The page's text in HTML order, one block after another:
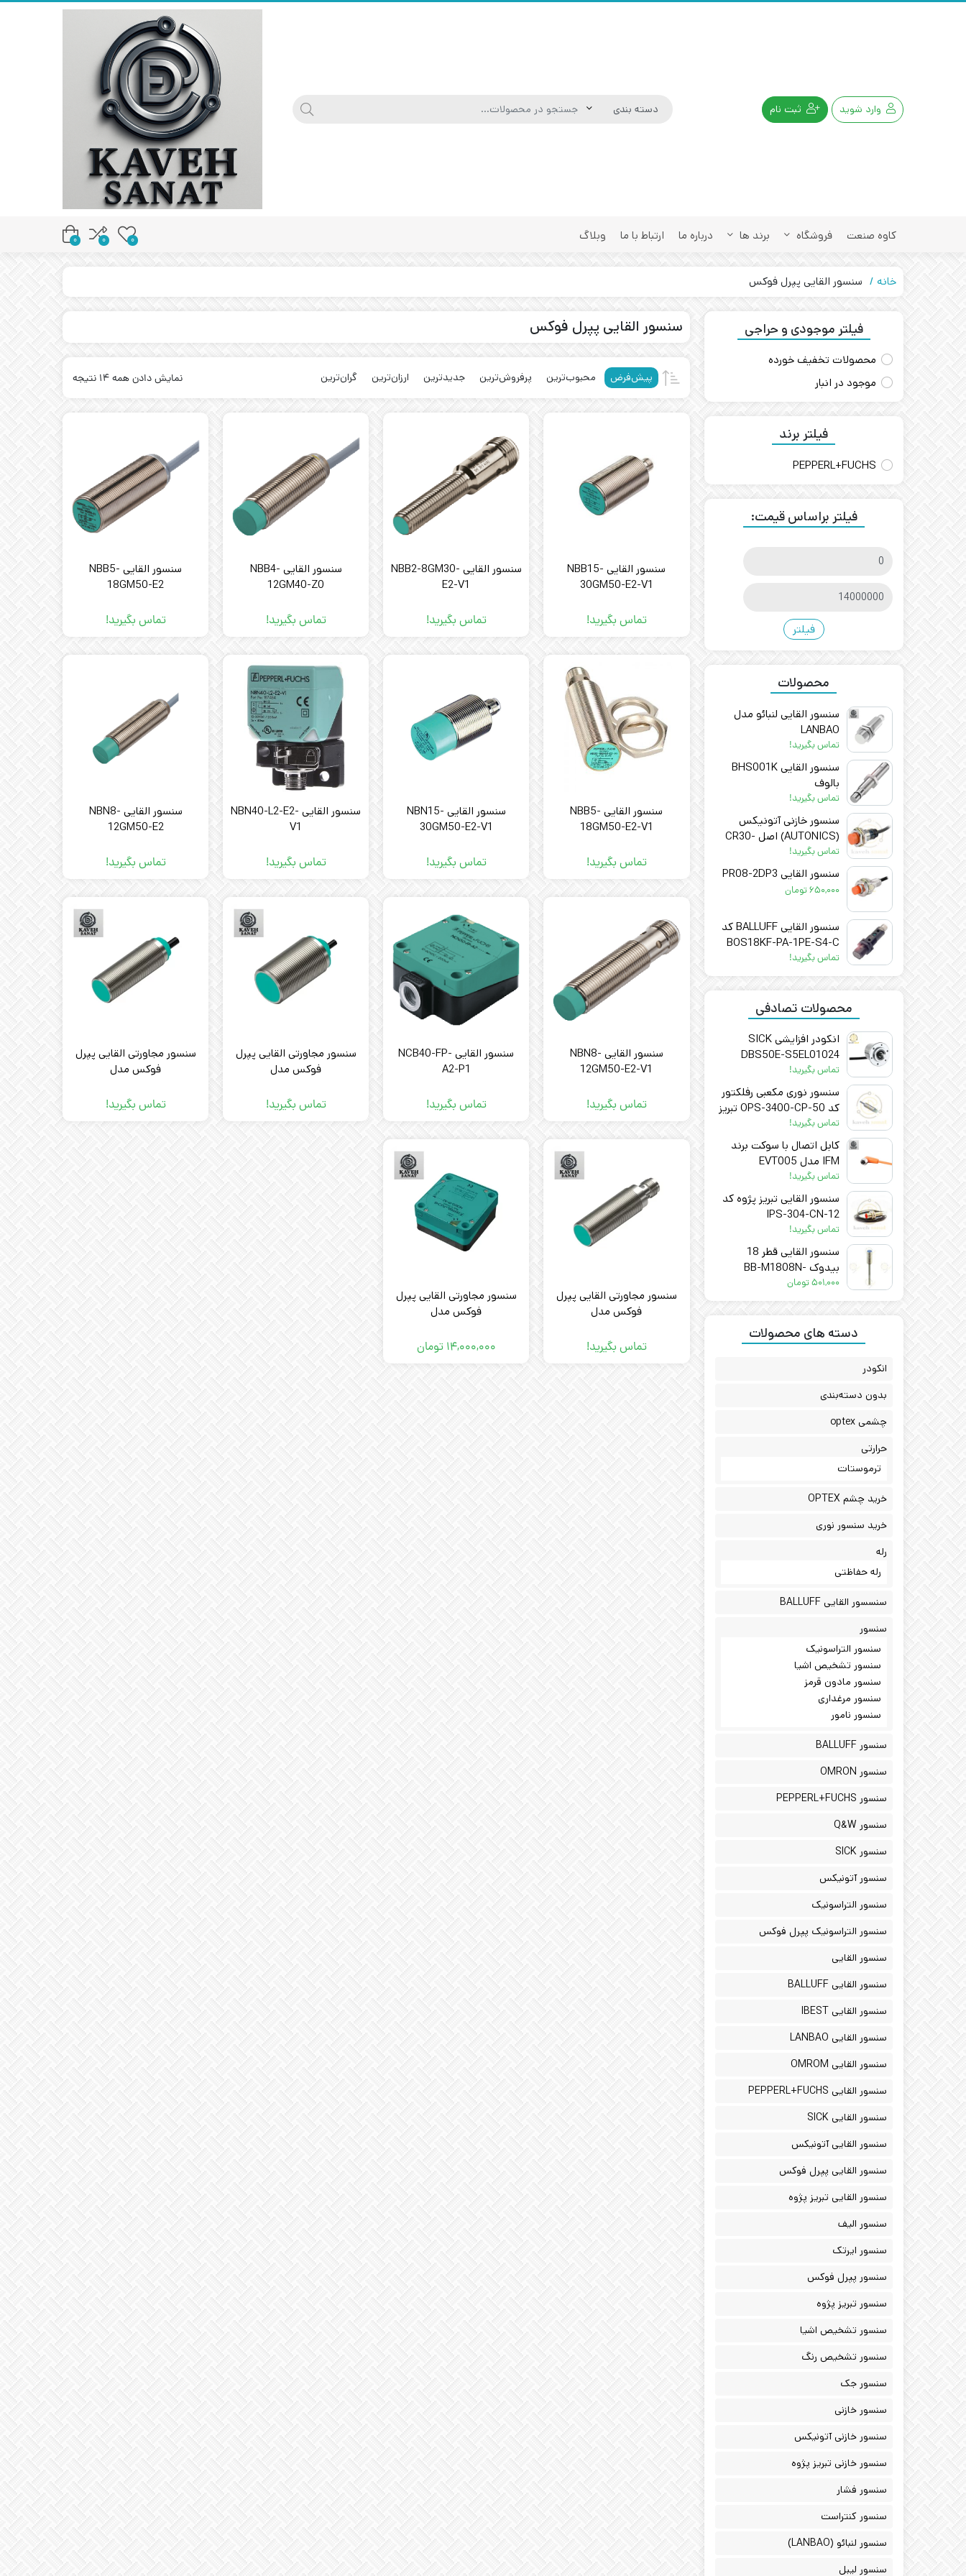
وارد شوید ثبت نام
کاوه صنعت فروشگاه برند ها درباره ما ارتباط با ما وبلاگ 0
0
0
خانه سنسور القایی پپرل فوکس
سنسور القایی پپرل فوکس
پیش‌فرض محبوب‌ترین پرفروش‌ترین جدیدترین ارزان‌ترین گران‌ترین نمایش دادن همه 14 نتیجه
سنسور القایی NBB15-
30GM50-E2-V1
تماس بگیرید!
سنسور القایی NBB2-8GM30-
E2-V1
تماس بگیرید!
سنسور القایی NBB4-
12GM40-Z0
تماس بگیرید!
سنسور القایی NBB5-
18GM50-E2
تماس بگیرید!
سنسور القایی NBB5-
18GM50-E2-V1
تماس بگیرید!
سنسور القایی NBN15-
30GM50-E2-V1
تماس بگیرید!
سنسور القایی NBN40-L2-E2-
V1
تماس بگیرید!
سنسور القایی NBN8-
12GM50-E2
تماس بگیرید!
سنسور القایی NBN8-
12GM50-E2-V1
تماس بگیرید!
سنسور القایی NCB40-FP-
A2-P1
تماس بگیرید!
سنسور مجاورتی القایی پپرل
فوکس مدل
30GM50-E2
تماس بگیرید!
سنسور مجاورتی القایی پپرل
فوکس مدل
18GM50-E2
تماس بگیرید!
سنسور مجاورتی القایی پپرل
فوکس مدل
18GM50-E2-V1
تماس بگیرید!
سنسور مجاورتی القایی پپرل
فوکس مدل
FP-A2-P1
۱۴,۰۰۰,۰۰۰ تومان
فیلتر موجودی و حراجی
محصولات تخفیف خورده
موجود در انبار
فیلتر برند
PEPPERL+FUCHS
فیلتر براساس قیمت:
فیلتر
محصولات
سنسور القایی لنبائو مدل
LANBAO
LR18XBF08DPOY-E2
تماس بگیرید!
سنسور القایی BHS001K
بالوف
تماس بگیرید!
سنسور خازنی آتونیکس
(AUTONICS) اصل CR30-
15DN2
تماس بگیرید!
سنسور القایی PR08-2DP3
۶۵۰,۰۰۰تومان
سنسور القایی BALLUFF کد
BOS18KF-PA-1PE-S4-C
تماس بگیرید!
محصولات تصادفی
انکودر افزایشی SICK
DBS50E-S5EL01024
تماس بگیرید!
سنسور نوری مکعبی رفلکتور
کد OPS-3400-CP-50 تبریز
پژوه
تماس بگیرید!
کابل اتصال با سوکت برند
IFM مدل EVT005
تماس بگیرید!
سنسور القایی تبریز پژوه کد
IPS-304-CN-12
تماس بگیرید!
سنسور القایی قطر 18
بیدوک BB-M1808N-
C11P2 BEDOOK
۵۰۱,۰۰۰تومان
دسته های محصولات
انکودر
بدون دسته‌بندی
چشمی optex
حرارتی
ترموستات
خرید چشم OPTEX
خرید سنسور نوری
رله
رله حفاظتی
سنسسور القایی BALLUFF
سنسور
سنسور التراسونیک
سنسور تشخیص اشیا
سنسور مادون قرمز
سنسور مرغداری
سنسور نامور
سنسور BALLUFF
سنسور OMRON
سنسور PEPPERL+FUCHS
سنسور Q&W
سنسور SICK
سنسور آتونیکس
سنسور التراسونیک
سنسور التراسونیک پپرل فوکس
سنسور القایی
سنسور القایی BALLUFF
سنسور القایی IBEST
سنسور القایی LANBAO
سنسور القایی OMROM
سنسور القایی PEPPERL+FUCHS
سنسور القایی SICK
سنسور القایی آتونیکس
سنسور القایی پپرل فوکس
سنسور القایی تبریز پژوه
سنسور الیف
سنسور ایرتک
سنسور پپرل فوکس
سنسور تبریز پژوه
سنسور تشخیص اشیا
سنسور تشخیص رنگ
سنسور جک
سنسور خازنی
سنسور خازنی آتونیکس
سنسور خازنی تبریز پژوه
سنسور فشار
سنسور کنتراست
سنسور لنبائو (LANBAO)
سنسور لیبل